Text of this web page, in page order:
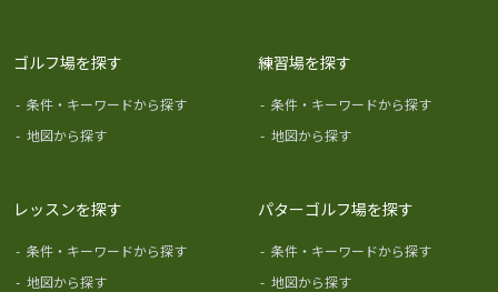
ゴルフ場を探す
- 条件・キーワードから探す
- 地図から探す
練習場を探す
- 条件・キーワードから探す
- 地図から探す
レッスンを探す
- 条件・キーワードから探す
- 地図から探す
パターゴルフ場を探す
- 条件・キーワードから探す
- 地図から探す